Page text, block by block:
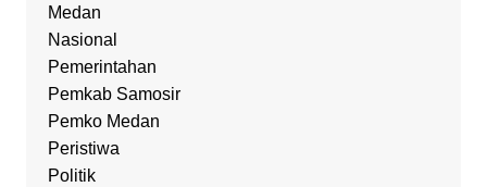
Medan
Nasional
Pemerintahan
Pemkab Samosir
Pemko Medan
Peristiwa
Politik